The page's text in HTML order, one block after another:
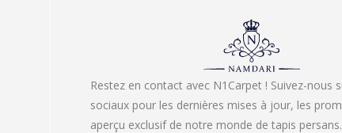
Restez en contact avec N1Carpet ! Suivez-nous
sociaux pour les dernières mises à jour, les
aperçu exclusif de notre monde de tapis